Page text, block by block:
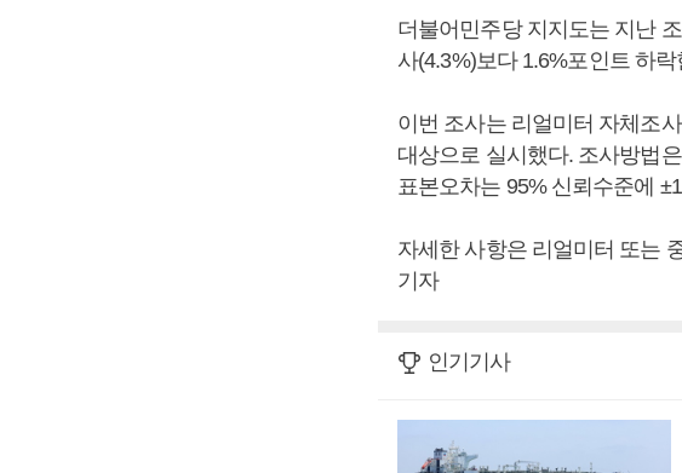
더불어민주당 지지도는 지난
사(4.3%)보다 1.6%포인트 하
이번 조사는 리얼미터 자체조
대상으로 실시했다. 조사방법
표본오차는 95% 신뢰수준에
자세한 사항은 리얼미터 또는
기자
인기기사